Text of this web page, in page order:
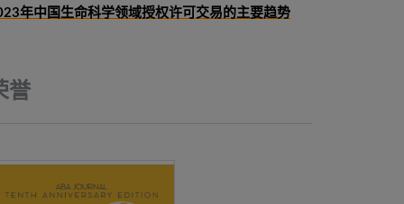
年中国生命科学领域授权许可交易的主要趋势
誉